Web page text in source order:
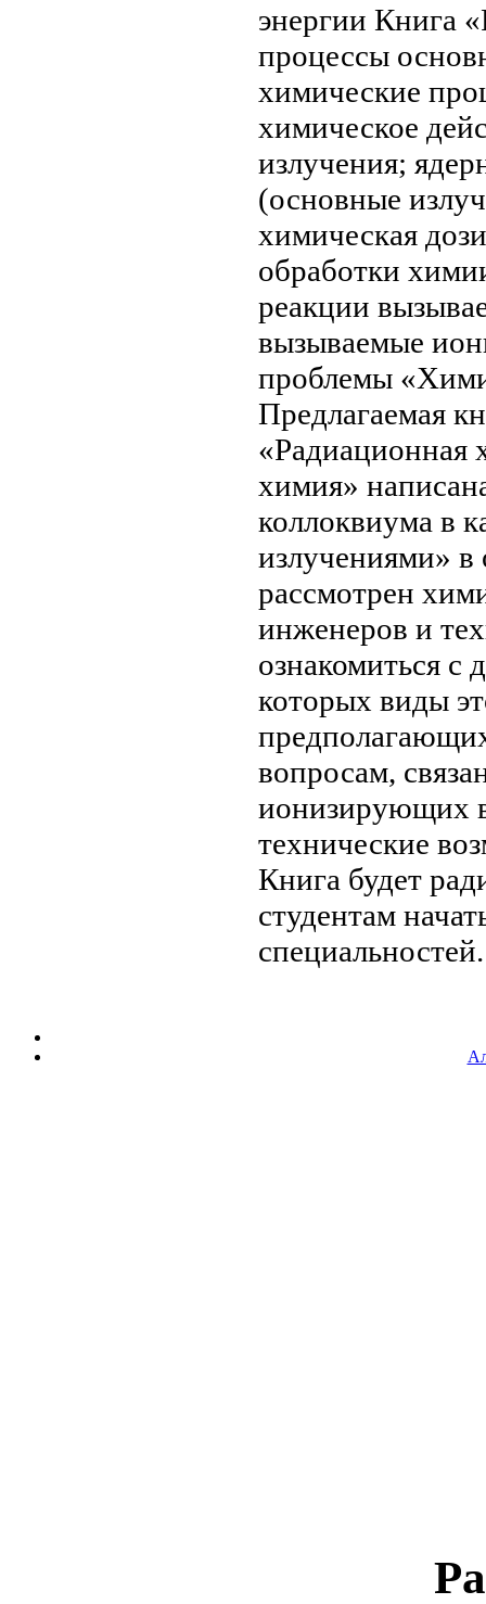
энергии Книга
процессы
химические
химическое
излучения;
(основные
химическая
обработки
реакции
вызываемые
проблемы
Предлагаемая
«Радиационная
химия»
коллоквиума в
излучениями» в
рассмотрен
инженеров и
ознакомиться с
которых виды
вопросам,
ионизирующих
технические
Книга будет
студентам
специальностей.